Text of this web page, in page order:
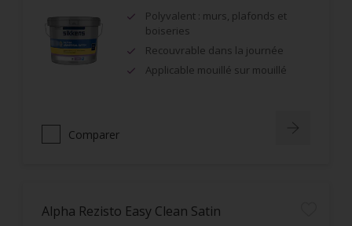
Polyvalent : murs, plafonds et
boiseries
Recouvrable dans la journée
Applicable mouillé sur mouillé
Comparer
Alpha Rezisto Easy Clean Satin